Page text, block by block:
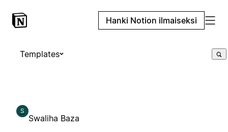
Hanki Notion ilmaiseksi
Templates
S
Swaliha Baza